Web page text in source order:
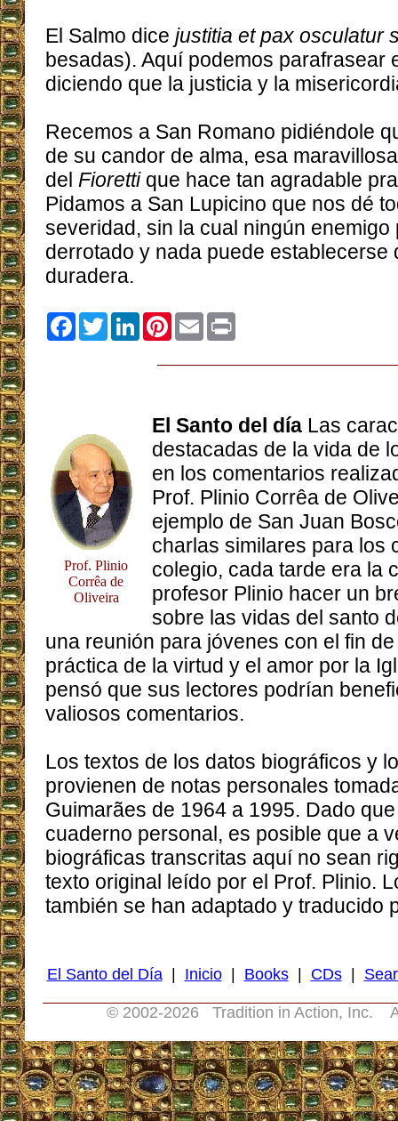
El Salmo dice justitia et pax osculatur
besadas). Aquí podemos parafrasear
diciendo que la justicia y la
Recemos a San Romano pidiéndole
de su candor de alma, esa
del Fioretti que hace tan agradable
Pidamos a San Lupicino que nos dé
severidad, sin la cual ningún enemigo
derrotado y nada puede establecerse
duradera.
Facebook
TwitterLinkedInPinterest
Email
Prof. Plinio
Corrêa de
Oliveira
El Santo del día Las
destacadas de la vida de
en los comentarios
Prof. Plinio Corrêa de
ejemplo de San Juan
charlas similares para los
colegio, cada tarde era la
profesor Plinio hacer un
sobre las vidas del santo
una reunión para jóvenes con el fin
práctica de la virtud y el amor por la
pensó que sus lectores podrían
valiosos comentarios.
Los textos de los datos biográficos y
provienen de notas personales
Guimarães de 1964 a 1995. Dado
cuaderno personal, es posible que a
biográficas transcritas aquí no sean
texto original leído por el Prof. Plinio.
también se han adaptado y traducido
El Santo del Día| Inicio| Books| CDs|
© 2002-2026 Tradition in Action, Inc.